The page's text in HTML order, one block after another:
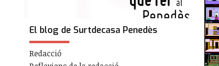
El blog de Surtdecasa Penedès
Redacció